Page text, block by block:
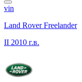
vin
Land Rover Freelander
II 2010 г.в.